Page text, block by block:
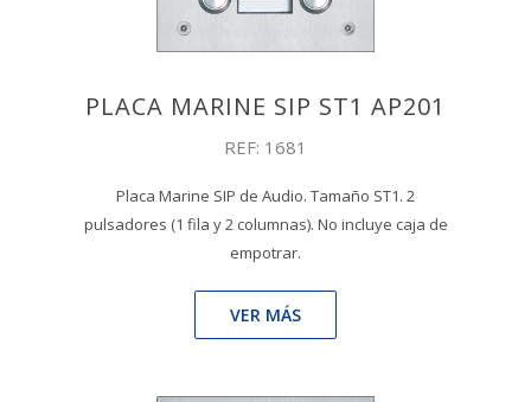
PLACA MARINE SIP ST1 AP201
REF: 1681
Placa Marine SIP de Audio. Tamaño ST1. 2
pulsadores (1 fila y 2 columnas). No incluye caja de
empotrar.
VER MÁS